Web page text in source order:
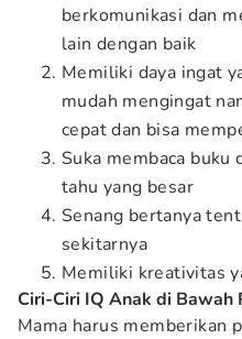
berkomunikasi dan
lain dengan baik
Memiliki daya ingat
mudah mengingat
cepat dan bisa
Suka membaca buku
tahu yang besar
Senang bertanya
sekitarnya
Memiliki kreativitas
Ciri-Ciri IQ Anak di Bawah
Mama harus memberikan